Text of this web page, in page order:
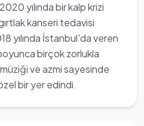
yılında bir kalp krizi
kanseri tedavisi
yılında İstanbul'da veren
birçok zorlukla
ve azmi sayesinde
bir yer edindi.